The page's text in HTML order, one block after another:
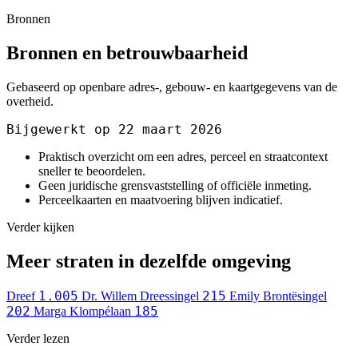
Bronnen
Bronnen en betrouwbaarheid
Gebaseerd op openbare adres-, gebouw- en kaartgegevens van de
overheid.
Bijgewerkt op 22 maart 2026
Praktisch overzicht om een adres, perceel en straatcontext
sneller te beoordelen.
Geen juridische grensvaststelling of officiële inmeting.
Perceelkaarten en maatvoering blijven indicatief.
Verder kijken
Meer straten in dezelfde omgeving
Dreef 1.005 Dr. Willem Dreessingel 215 Emily Brontësingel
202 Marga Klompélaan 185
Verder lezen